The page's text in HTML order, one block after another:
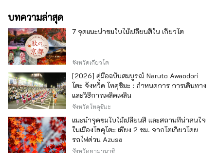
บทความล่าสุด
7 จุดแนะนำชมใบไม้เปลี่ยนสีใน เกียวโต
จังหวัดเกียวโต
[2026] คู่มือฉบับสมบูรณ์ Naruto Awaodori
โตะ จังหวัด โทคุชิมะ : กำหนดการ การเดินทาง
และวิธีการเพลิดเพลิน
จังหวัดโทคุชิมะ
แนะนำจุดชมใบไม้เปลี่ยนสี และสถานที่น่าสนใจ
ในเมืองโฮคุโตะ เพียง 2 ชม. จากโตเกียวโดย
รถไฟด่วน Azusa
จังหวัดยามานาชิ